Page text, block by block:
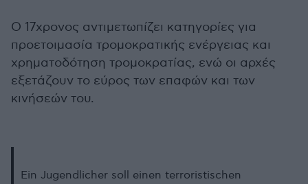
Ο 17χρονος αντιμετωπίζει κατηγορίες για
προετοιμασία τρομοκρατικής ενέργειας και
χρηματοδότηση τρομοκρατίας, ενώ οι αρχές
εξετάζουν το εύρος των επαφών και των
κινήσεών του.
Ein Jugendlicher soll einen terroristischen